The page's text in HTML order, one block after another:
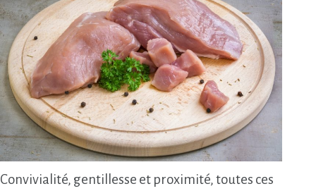
Convivialité, gentillesse et proximité, toutes ces